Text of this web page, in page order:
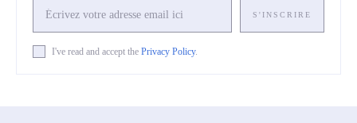
S'INSCRIRE
I've read and accept the Privacy Policy.